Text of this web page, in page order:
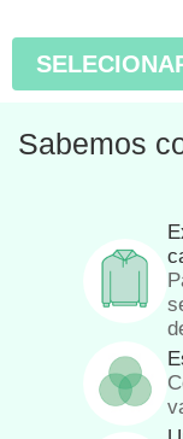
Sabemos